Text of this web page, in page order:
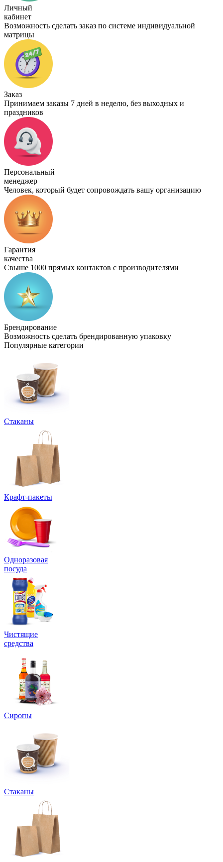
Личный
кабинет
Возможность сделать заказ по системе индивидуальной
матрицы
Заказ
Принимаем заказы 7 дней в неделю, без выходных и
праздников
Персональный
менеджер
Человек, который будет сопровождать вашу организацию
Гарантия
качества
Свыше 1000 прямых контактов с производителями
Брендирование
Возможность сделать брендированную упаковку
Популярные категории
Стаканы
Крафт-пакеты
Одноразовая
посуда
Чистящие
средства
Сиропы
Стаканы